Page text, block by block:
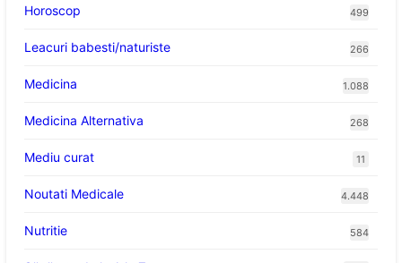
Horoscop 499
Leacuri babesti/naturiste 266
Medicina 1.088
Medicina Alternativa 268
Mediu curat 11
Noutati Medicale 4.448
Nutritie 584